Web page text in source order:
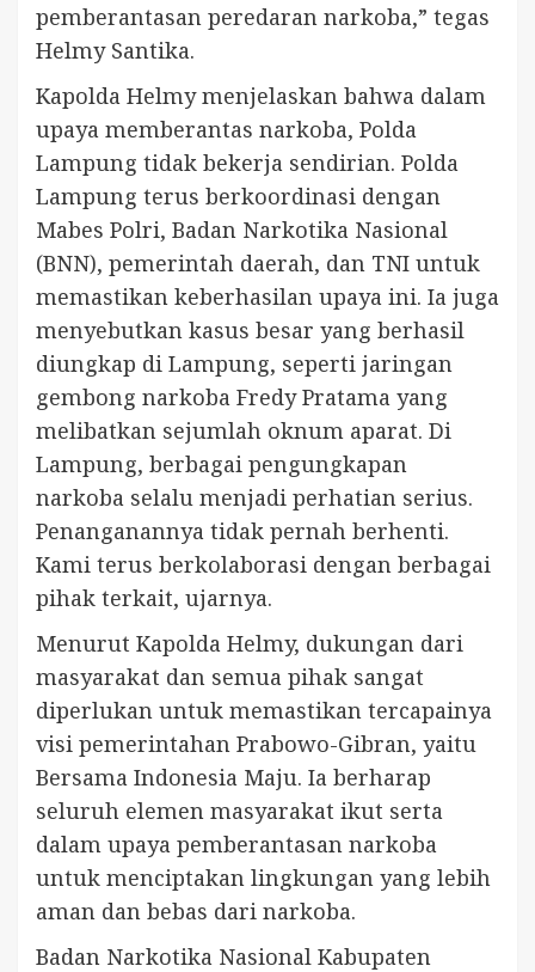
pemberantasan peredaran narkoba,” tegas
Helmy Santika.
Kapolda Helmy menjelaskan bahwa dalam
upaya memberantas narkoba, Polda
Lampung tidak bekerja sendirian. Polda
Lampung terus berkoordinasi dengan
Mabes Polri, Badan Narkotika Nasional
(BNN), pemerintah daerah, dan TNI untuk
memastikan keberhasilan upaya ini. Ia juga
menyebutkan kasus besar yang berhasil
diungkap di Lampung, seperti jaringan
gembong narkoba Fredy Pratama yang
melibatkan sejumlah oknum aparat. Di
Lampung, berbagai pengungkapan
narkoba selalu menjadi perhatian serius.
Penanganannya tidak pernah berhenti.
Kami terus berkolaborasi dengan berbagai
pihak terkait, ujarnya.
Menurut Kapolda Helmy, dukungan dari
masyarakat dan semua pihak sangat
diperlukan untuk memastikan tercapainya
visi pemerintahan Prabowo-Gibran, yaitu
Bersama Indonesia Maju. Ia berharap
seluruh elemen masyarakat ikut serta
dalam upaya pemberantasan narkoba
untuk menciptakan lingkungan yang lebih
aman dan bebas dari narkoba.
Badan Narkotika Nasional Kabupaten